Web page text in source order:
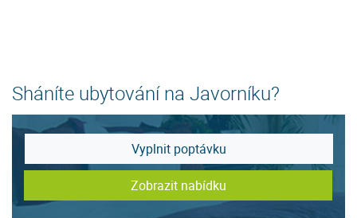
Sháníte ubytování na Javorníku?
Vyplnit poptávku
Zobrazit nabídku